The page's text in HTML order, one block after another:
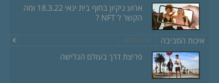
ארוע ניקיון בחוף בית ינאי 18.3.22 ומה
הקשר ל NFT ?
איכות הסביבה מרץ 8, 2022
פריצת דרך בעולם הגלישה